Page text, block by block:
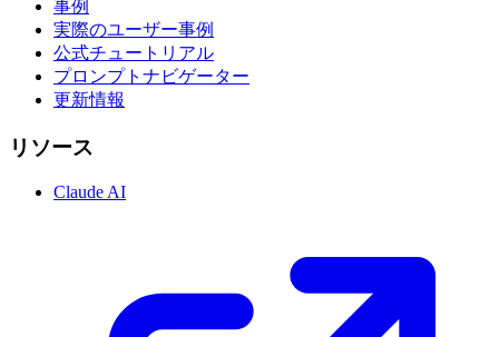
事例
実際のユーザー事例
公式チュートリアル
プロンプトナビゲーター
更新情報
リソース
Claude AI